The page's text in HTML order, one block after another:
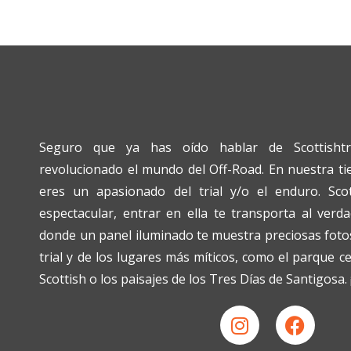
Seguro que ya has oído hablar de
revolucionado el mundo del Off-Road. En nuestra
eres un apasionado del trial y/o el enduro.
espectacular, entrar en ella te transporta al
donde un panel iluminado te muestra preciosas
trial y de los lugares más míticos, como el parque
Scottish o los paisajes de los Tres Días de Santigosa.